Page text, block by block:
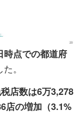
時点での都道府
。
店数は6万3,278
店の増加（3.1%